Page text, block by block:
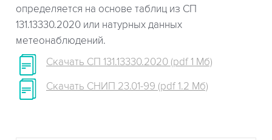
определяется на основе таблиц из СП
131.13330.2020 или натурных данных
метеонаблюдений.
Скачать СП 131.13330.2020 (pdf 1 Мб)
Скачать СНИП 23.01-99 (pdf 1.2 Мб)